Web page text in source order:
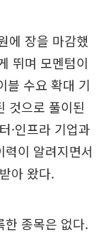
에 장을 마감했
뛰며 모멘텀이
블 수요 확대 기
것으로 풀이된
·인프라 기업과
이 알려지면서
아 왔다.
한 종목은 없다.